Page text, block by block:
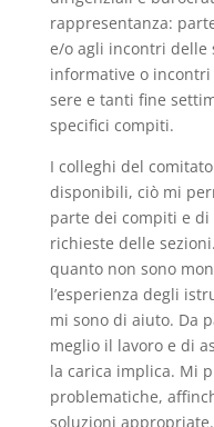
rappresentanza:
e/o agli incontri delle
informative o
sere e tanti fine
specifici compiti.
I colleghi del
disponibili, ciò mi
parte dei compiti e
richieste delle
quanto non sono
l’esperienza degli
mi sono di aiuto. Da
meglio il lavoro e di
la carica implica. Mi
problematiche,
soluzioni